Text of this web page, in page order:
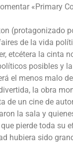
«Primary
(protagonizado
de la vida
etcétera la cinta
posibles y
el menos malo
la obra
de un cine de
la sala y
pierde toda su
hubiera sido